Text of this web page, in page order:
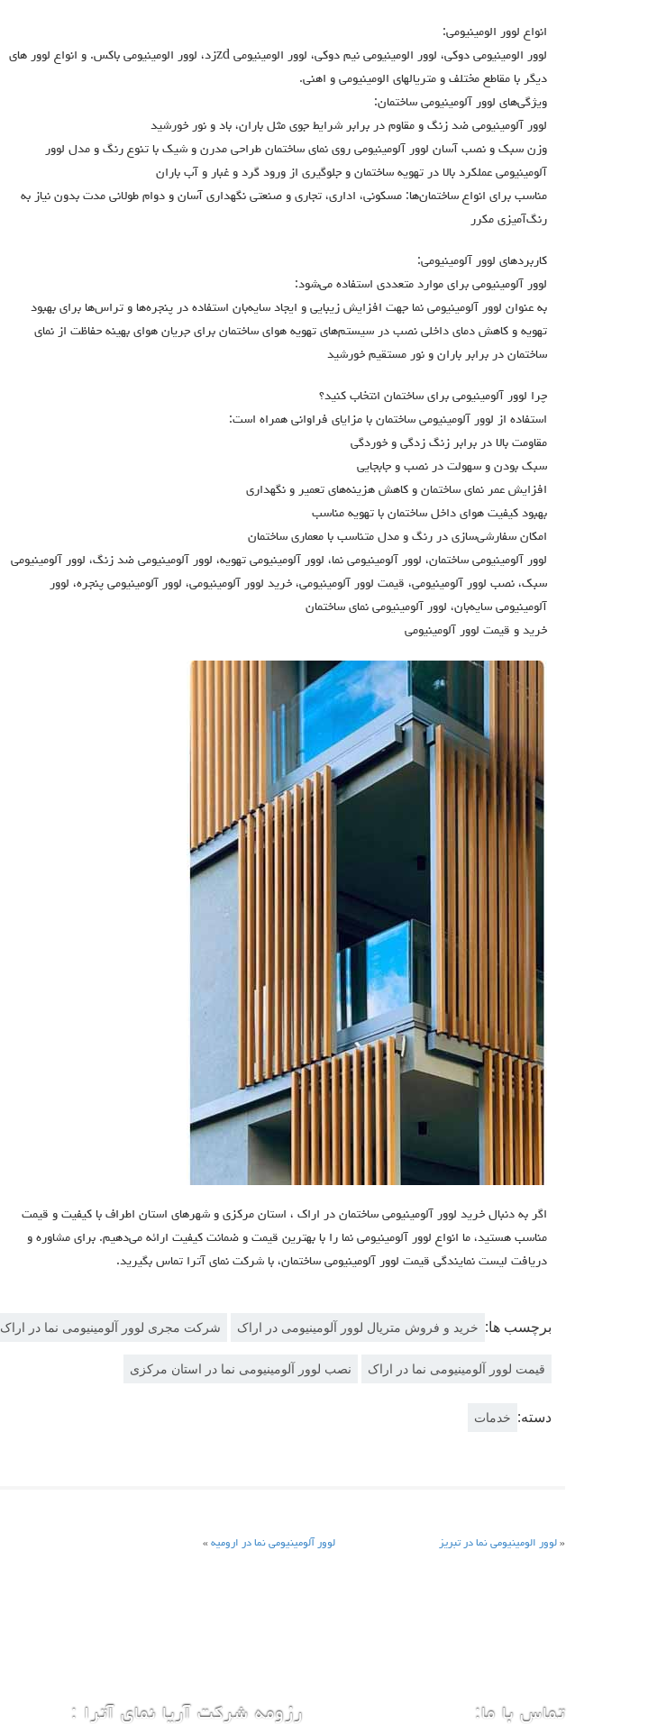
انواع لوور الومينيومي:
لوور الومينيومي دوكي، لوور الومينيومي نيم دوكي، لوور الومينيومي zdزد، لوور الومينيومي باكس. و انواع لوور هاي
ديگر با مقاطع مختلف و متريالهاي الومينيومي و اهني.
ویژگی‌های لوور آلومینیومی ساختمان:
لوور آلومینیومی ضد زنگ و مقاوم در برابر شرایط جوی مثل باران، باد و نور خورشید
وزن سبک و نصب آسان لوور آلومینیومی روی نمای ساختمان طراحی مدرن و شیک با تنوع رنگ و مدل لوور
آلومینیومی عملکرد بالا در تهویه ساختمان و جلوگیری از ورود گرد و غبار و آب باران
مناسب برای انواع ساختمان‌ها: مسکونی، اداری، تجاری و صنعتی نگهداری آسان و دوام طولانی مدت بدون نیاز به
رنگ‌آمیزی مکرر
کاربردهای لوور آلومینیومی:
لوور آلومینیومی برای موارد متعددی استفاده می‌شود:
به عنوان لوور آلومینیومی نما جهت افزایش زیبایی و ایجاد سایه‌بان استفاده در پنجره‌ها و تراس‌ها برای بهبود
تهویه و کاهش دمای داخلی نصب در سیستم‌های تهویه هوای ساختمان برای جریان هوای بهینه حفاظت از نمای
ساختمان در برابر باران و نور مستقیم خورشید
چرا لوور آلومینیومی برای ساختمان انتخاب کنید؟
استفاده از لوور آلومینیومی ساختمان با مزایای فراوانی همراه است:
مقاومت بالا در برابر زنگ زدگی و خوردگی
سبک بودن و سهولت در نصب و جابجایی
افزایش عمر نمای ساختمان و کاهش هزینه‌های تعمیر و نگهداری
بهبود کیفیت هوای داخل ساختمان با تهویه مناسب
امکان سفارشی‌سازی در رنگ و مدل متناسب با معماری ساختمان
لوور آلومینیومی ساختمان، لوور آلومینیومی نما، لوور آلومینیومی تهویه، لوور آلومینیومی ضد زنگ، لوور آلومینیومی
سبک، نصب لوور آلومینیومی، قیمت لوور آلومینیومی، خرید لوور آلومینیومی، لوور آلومینیومی پنجره، لوور
آلومینیومی سایه‌بان، لوور آلومینیومی نمای ساختمان
خرید و قیمت لوور آلومینیومی
اگر به دنبال خرید لوور آلومینیومی ساختمان در اراک ، استان مرکزی و شهرهای استان اطراف با کیفیت و قیمت
مناسب هستید، ما انواع لوور آلومینیومی نما را با بهترین قیمت و ضمانت کیفیت ارائه می‌دهیم. برای مشاوره و
دریافت لیست نمایندگی قیمت لوور آلومینیومی ساختمان، با شركت نماي آترا تماس بگیرید.
برچسب ها: خرید و فروش متریال لوور آلومینیومی در اراک شرکت مجری لوور آلومینیومی نما در اراک
قیمت لوور آلومینیومی نما در اراک نصب لوور آلومینیومی نما در استان مرکزی
دسته: خدمات
« لوور الومينيومی نما در تبریز لوور آلومینیومی نما در ارومیه »
تماس با ما: رزومه شرکت آریا نمای آترا :